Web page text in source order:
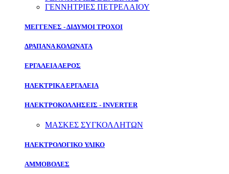
ΓΕΝΝΗΤΡΙΕΣ ΠΕΤΡΕΛΑΙΟΥ
ΜΕΓΓΕΝΕΣ - ΔΙΔΥΜΟΙ ΤΡΟΧΟΙ
ΔΡΑΠΑΝΑ ΚΟΛΩΝΑΤΑ
ΕΡΓΑΛΕΙΑ ΑΕΡΟΣ
ΗΛΕΚΤΡΙΚΑ ΕΡΓΑΛΕΙΑ
ΗΛΕΚΤΡΟΚΟΛΛΗΣΕΙΣ - INVERTER
ΜΑΣΚΕΣ ΣΥΓΚΟΛΛΗΤΩΝ
ΗΛΕΚΤΡΟΛΟΓΙΚΟ ΥΛΙΚΟ
ΑΜΜΟΒΟΛΕΣ